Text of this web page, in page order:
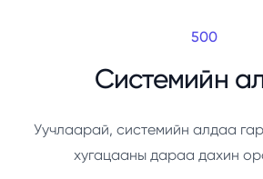
500
Системийн
Уучлаарай, системийн алдаа
хугацааны дараа дахин